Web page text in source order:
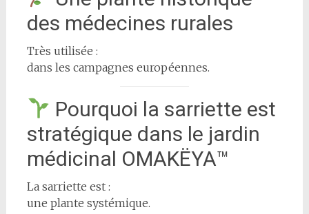
des médecines rurales
Très utilisée :
dans les campagnes européennes.
Pourquoi la sarriette est
stratégique dans le jardin
médicinal OMAKËYA™
La sarriette est :
une plante systémique.